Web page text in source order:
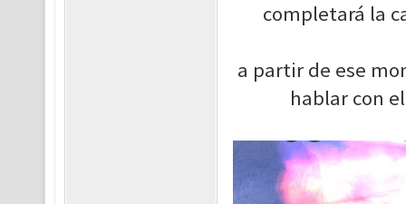
completará la
a partir de ese
hablar con